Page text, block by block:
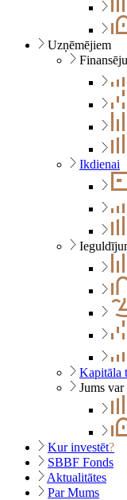
Uzņēmējiem
Ikdienai
Kapitāla
Jums var
Kur investēt?
SBBF Fonds
Aktualitātes
Par Mums